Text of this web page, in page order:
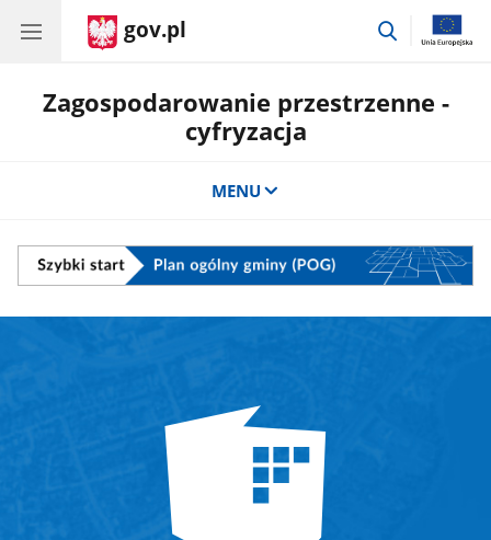
gov.pl
przejdź
Zagospodarowanie przestrzenne -
cyfryzacja
MENU